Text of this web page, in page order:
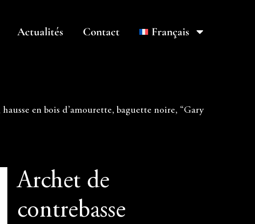
Actualités Contact Français
en bois d’amourette, baguette noire, “Gary
Archet de
contrebasse